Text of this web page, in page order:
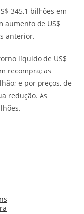
345,1 bilhões em
aumento de US$
anterior.
líquido de US$
recompra; as
e por preços, de
redução. As